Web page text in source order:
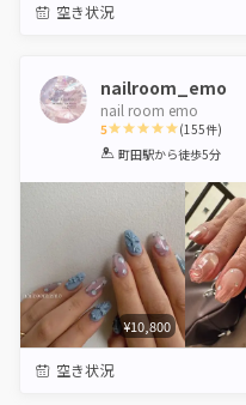
空き状況
nailroom_emo
nail room emo
5
1 2 3 4 5
(155件)
町田駅から徒歩5分
¥10,800
空き状況